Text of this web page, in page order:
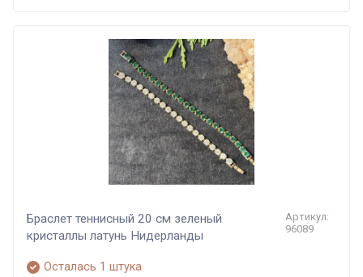
Браслет теннисный 20 см зеленый
кристаллы латунь Нидерланды
Артикул:
96089
Осталась 1 штука